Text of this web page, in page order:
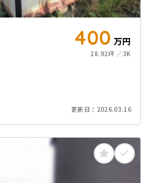
400 万円
18.92坪 3K
更新日： 2026.03.16